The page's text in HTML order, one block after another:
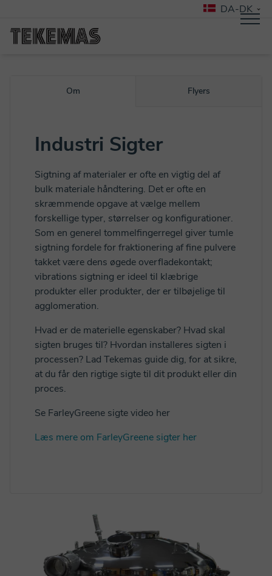
DA-DK
Om Flyers
Industri Sigter
Sigtning af materialer er ofte en vigtig del af
bulk materiale håndtering. Det er ofte en
skræmmende opgave at vælge mellem
forskellige typer, størrelser og konfigurationer.
Som en generel tommelfingerregel giver tumle
sigtning fordele for fraktionering af fine pulvere
takket være dens øgede overfladekontakt;
vibrations sigtning er ideel til klæbrige
produkter eller produkter, der er tilbøjelige til
agglomeration.
Hvad er de materielle egenskaber? Hvad skal
sigten bruges til? Hvordan installeres sigten i
processen? Lad Tekemas guide dig, for at sikre,
at du får den rigtige sigte til dit produkt eller din
proces.
Se FarleyGreene sigte video her
Læs mere om FarleyGreene sigter her